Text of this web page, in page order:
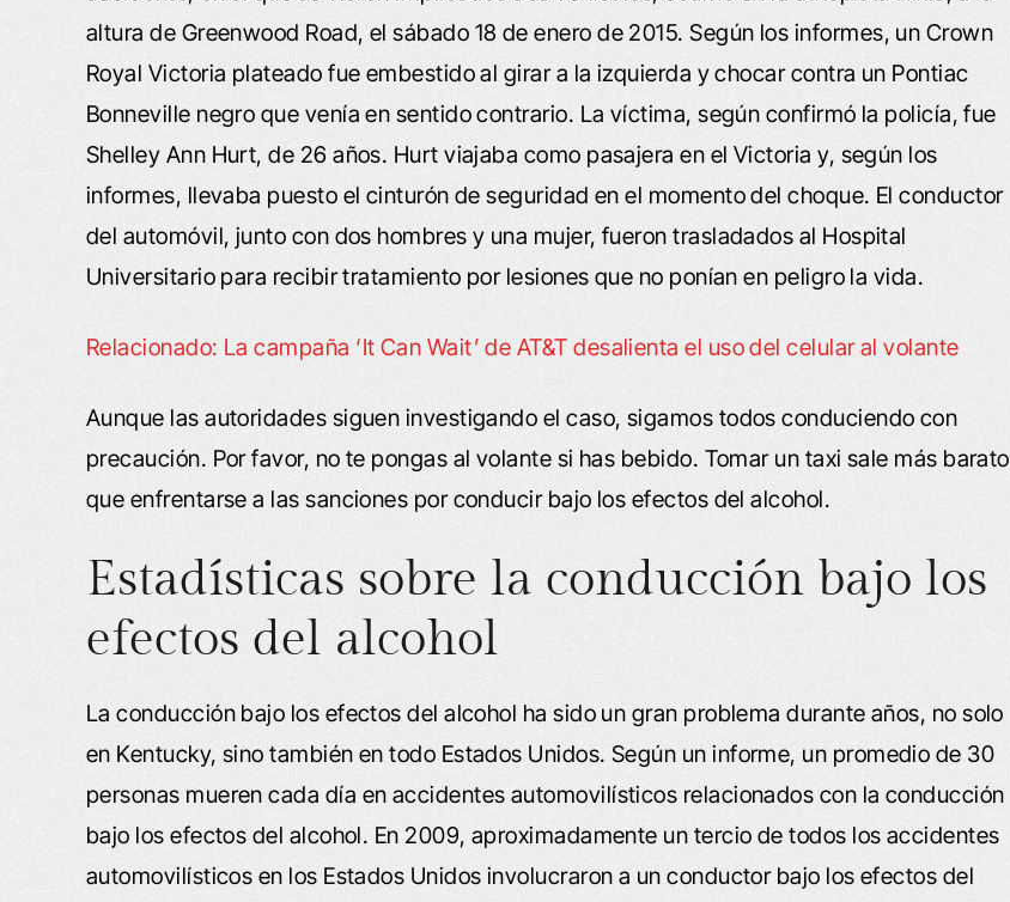
altura de Greenwood Road, el sábado 18 de enero de 2015. Según los informes, un Crown
Royal Victoria plateado fue embestido al girar a la izquierda y chocar contra un Pontiac
Bonneville negro que venía en sentido contrario. La víctima, según confirmó la policía, fue
Shelley Ann Hurt, de 26 años. Hurt viajaba como pasajera en el Victoria y, según los
informes, llevaba puesto el cinturón de seguridad en el momento del choque. El conductor
del automóvil, junto con dos hombres y una mujer, fueron trasladados al Hospital
Universitario para recibir tratamiento por lesiones que no ponían en peligro la vida.
Relacionado: La campaña ‘It Can Wait’ de AT&T desalienta el uso del celular al volante
Aunque las autoridades siguen investigando el caso, sigamos todos conduciendo con
precaución. Por favor, no te pongas al volante si has bebido. Tomar un taxi sale más barato
que enfrentarse a las sanciones por conducir bajo los efectos del alcohol.
Estadísticas sobre la conducción bajo los
efectos del alcohol
La conducción bajo los efectos del alcohol ha sido un gran problema durante años, no solo
en Kentucky, sino también en todo Estados Unidos. Según un informe, un promedio de 30
personas mueren cada día en accidentes automovilísticos relacionados con la conducción
bajo los efectos del alcohol. En 2009, aproximadamente un tercio de todos los accidentes
automovilísticos en los Estados Unidos involucraron a un conductor bajo los efectos del